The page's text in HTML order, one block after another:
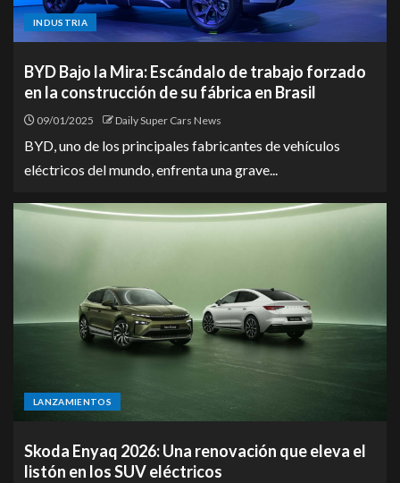
INDUSTRIA
BYD Bajo la Mira: Escándalo de trabajo forzado
en la construcción de su fábrica en Brasil
09/01/2025 Daily Super Cars News
BYD, uno de los principales fabricantes de vehículos
eléctricos del mundo, enfrenta una grave...
LANZAMIENTOS
Skoda Enyaq 2026: Una renovación que eleva el
listón en los SUV eléctricos